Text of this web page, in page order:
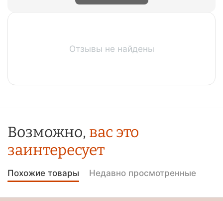
Отзывы не найдены
Возможно, вас это
заинтересует
Похожие товары Недавно просмотренные